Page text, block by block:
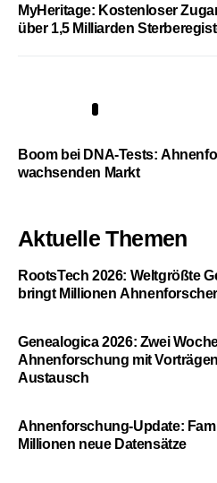
MyHeritage: Kostenloser
über 1,5 Milliarden
Boom bei DNA-Tests:
wachsenden Markt
Aktuelle Themen
RootsTech 2026: Weltgrößte
bringt Millionen
Genealogica 2026: Zwei
Ahnenforschung mit
Austausch
Ahnenforschung-Update:
Millionen neue Datensätze